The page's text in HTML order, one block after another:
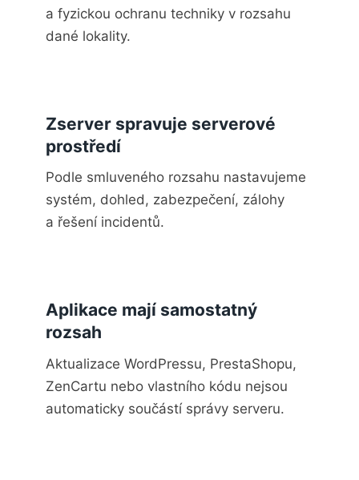
a fyzickou ochranu techniky v rozsahu
dané lokality.
Zserver spravuje serverové
prostředí
Podle smluveného rozsahu nastavujeme
systém, dohled, zabezpečení, zálohy
a řešení incidentů.
Aplikace mají samostatný
rozsah
Aktualizace WordPressu, PrestaShopu,
ZenCartu nebo vlastního kódu nejsou
automaticky součástí správy serveru.